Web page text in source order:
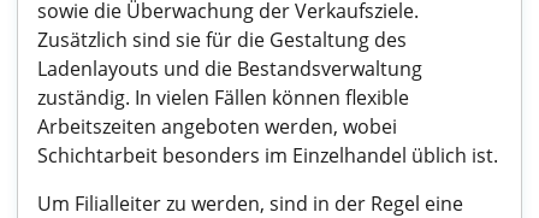
sowie die Überwachung der Verkaufsziele.
Zusätzlich sind sie für die Gestaltung des
Ladenlayouts und die Bestandsverwaltung
zuständig. In vielen Fällen können flexible
Arbeitszeiten angeboten werden, wobei
Schichtarbeit besonders im Einzelhandel üblich ist.
Um Filialleiter zu werden, sind in der Regel eine